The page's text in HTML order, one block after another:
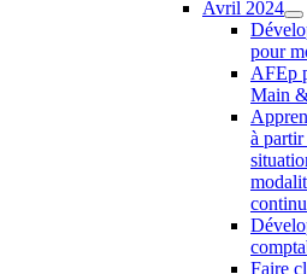
Avril 2024
pour
AFEp
Main
à partir
Faire